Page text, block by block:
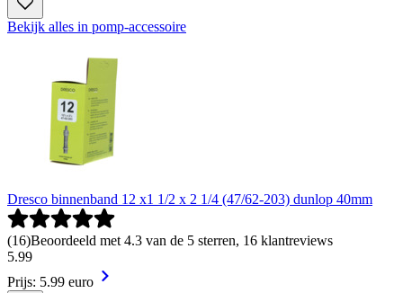
Bekijk alles in pomp-accessoire
Dresco binnenband 12 x1 1/2 x 2 1/4 (47/62-203) dunlop 40mm
(16)Beoordeeld met 4.3 van de 5 sterren, 16 klantreviews
5.99
Prijs: 5.99 euro